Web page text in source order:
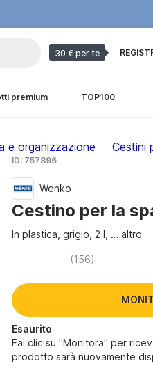
30 € per te
premium TOP100
e organizzazione Cestini
ID: 757896
Wenko
Cestino per la
In plastica, grigio, 2 l , … altro
(156)
Esaurito
Fai clic su "Monitora" per
prodotto sarà nuovamente